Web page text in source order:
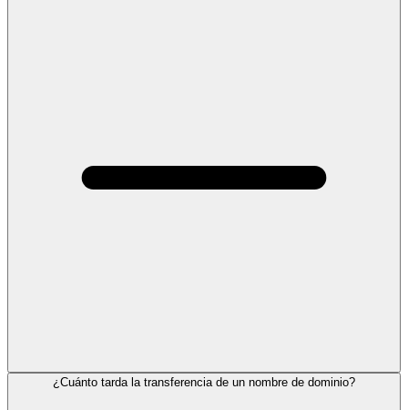
¿Cuánto tarda la transferencia de un nombre de dominio?